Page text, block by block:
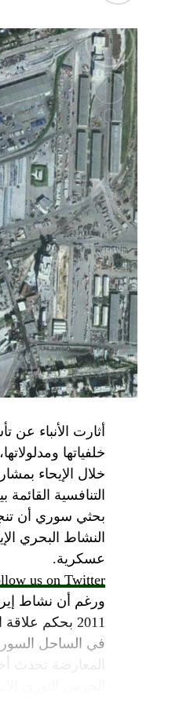
الإرهابيين من
وفي هذا السياق،
عربية”:
حماس ليست
المعضلة
حماس وافقت
حماس تدرك
برنامج
حماس منذ
أو أربع
الجدية
الأمن
SkyNewsArabia
أثارت الأنباء
خلفياتها
خلال الإيحاء
التنافسية
بحثي سوري أن
النشاط البحري
عسكرية.
us on Twitter
ورغم أن نشاط
2011 بحكم
في الساحل
المعارضة تحدث